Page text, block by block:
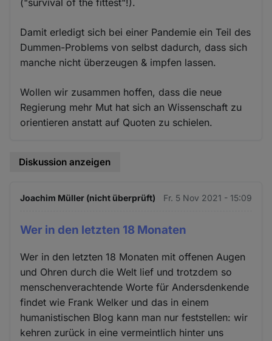
("survival of the fittest"!).
Damit erledigt sich bei einer Pandemie ein Teil des
Dummen-Problems von selbst dadurch, dass sich
manche nicht überzeugen & impfen lassen.
Wollen wir zusammen hoffen, dass die neue
Regierung mehr Mut hat sich an Wissenschaft zu
orientieren anstatt auf Quoten zu schielen.
Diskussion anzeigen
Joachim Müller (nicht überprüft) Fr. 5 Nov 2021 - 15:09
Wer in den letzten 18 Monaten
Wer in den letzten 18 Monaten mit offenen Augen
und Ohren durch die Welt lief und trotzdem so
menschenverachtende Worte für Andersdenkende
findet wie Frank Welker und das in einem
humanistischen Blog kann man nur feststellen: wir
kehren zurück in eine vermeintlich hinter uns